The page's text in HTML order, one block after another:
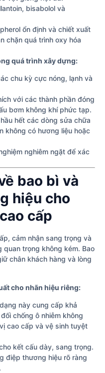
bisabolol và
ổn định và chiết xuất
chặn quá trình oxy hóa
quá trình xây dựng:
chu kỳ cực nóng, lạnh và
với các thành phần đóng
bơm không khí phức tạp.
hết các dòng sửa chữa
không có hương liệu hoặc
nghiêm ngặt để xác
bao bì và
hiệu cho
cấp
cảm nhận sang trọng và
quan trọng không kém. Bao
chân khách hàng và lòng
cho nhãn hiệu riêng:
này cung cấp khả
chống ô nhiễm không
cao cấp và vệ sinh tuyệt
kết cấu dày, sang trọng.
điệp thương hiệu rõ ràng